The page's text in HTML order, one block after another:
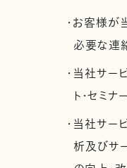
・お客様が
必要な連
・当社サー
ト・セミ
・当社サー
析及びサ